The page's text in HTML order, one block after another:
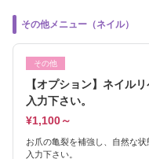
その他メニュー（ネイル）
その他
【オプション】ネイ
入力下さい。
¥1,100～
お爪の亀裂を補強し、自然な
入力下さい。